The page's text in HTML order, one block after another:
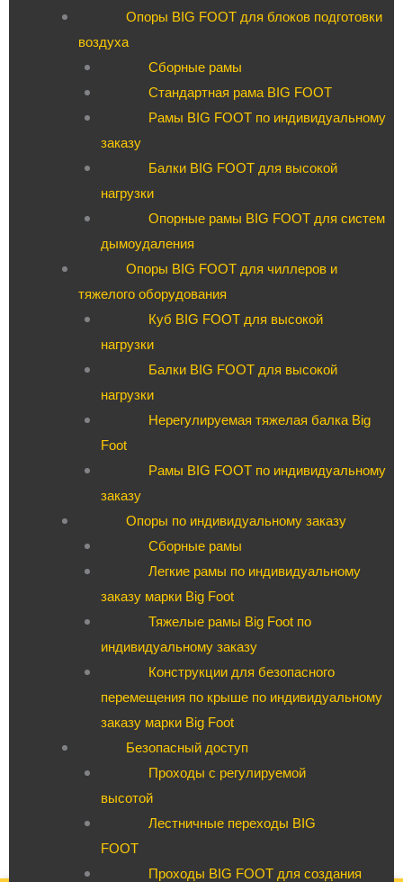
Опоры BIG FOOT для блоков подготовки
воздуха
Сборные рамы
Стандартная рама BIG FOOT
Рамы BIG FOOT по индивидуальному
заказу
Балки BIG FOOT для высокой
нагрузки
Опорные рамы BIG FOOT для систем
дымоудаления
Опоры BIG FOOT для чиллеров и
тяжелого оборудования
Куб BIG FOOT для высокой
нагрузки
Балки BIG FOOT для высокой
нагрузки
Нерегулируемая тяжелая балка Big
Foot
Рамы BIG FOOT по индивидуальному
заказу
Опоры по индивидуальному заказу
Сборные рамы
Легкие рамы по индивидуальному
заказу марки Big Foot
Тяжелые рамы Big Foot по
индивидуальному заказу
Конструкции для безопасного
перемещения по крыше по индивидуальному
заказу марки Big Foot
Безопасный доступ
Проходы с регулируемой
высотой
Лестничные переходы BIG
FOOT
Проходы BIG FOOT для создания